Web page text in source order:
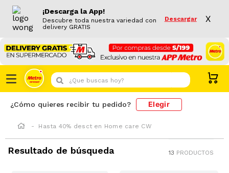
¡Descarga la App!
Descubre toda nuestra variedad con
delivery GRATIS
Descargar X
¿Que buscas hoy?
¿Cómo quieres recibir tu pedido? Elegir
Hasta 40% desct en Home care CW
Resultado de búsqueda 13 PRODUCTOS